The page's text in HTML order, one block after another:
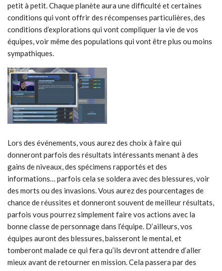
petit à petit. Chaque planète aura une difficulté et certaines
conditions qui vont offrir des récompenses particulières, des
conditions d’explorations qui vont compliquer la vie de vos
équipes, voir même des populations qui vont être plus ou moins
sympathiques.
Lors des événements, vous aurez des choix à faire qui
donneront parfois des résultats intéressants menant à des
gains de niveaux, des spécimens rapportés et des
informations… parfois cela se soldera avec des blessures, voir
des morts ou des invasions. Vous aurez des pourcentages de
chance de réussites et donneront souvent de meilleur résultats,
parfois vous pourrez simplement faire vos actions avec la
bonne classe de personnage dans l’équipe. D’ailleurs, vos
équipes auront des blessures, baisseront le mental, et
tomberont malade ce qui fera qu’ils devront attendre d’aller
mieux avant de retourner en mission. Cela passera par des